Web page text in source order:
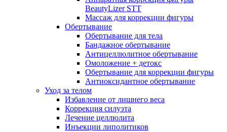
BeautyLizer STT
Массаж для коррекции фигуры
Обертывание
Обертывание для тела
Бандажное обертывание
Антицеллюлитное обертывание
Омоложение + детокс
Обертывание для коррекции фигуры
Антиоксидантное обертывание
Уход за телом
Избавление от лишнего веса
Коррекция силуэта
Лечение целлюлита
Инъекции липолитиков